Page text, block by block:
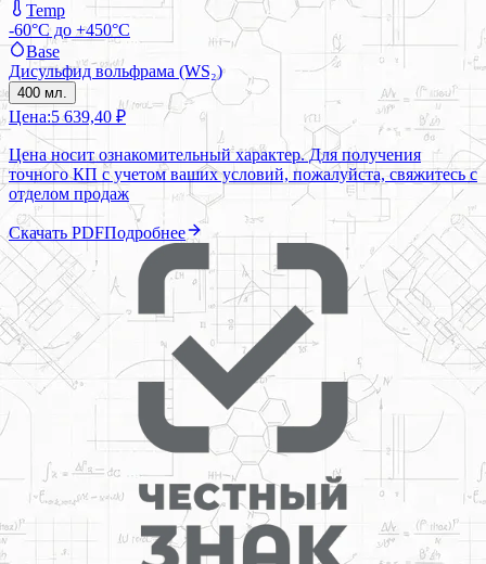
Temp
-60°C до +450°C
Base
Дисульфид вольфрама (WS₂)
400 мл.
Цена:5 639,40 ₽
Цена носит ознакомительный характер. Для получения
точного КП с учетом ваших условий, пожалуйста, свяжитесь с
отделом продаж
Скачать PDFПодробнее